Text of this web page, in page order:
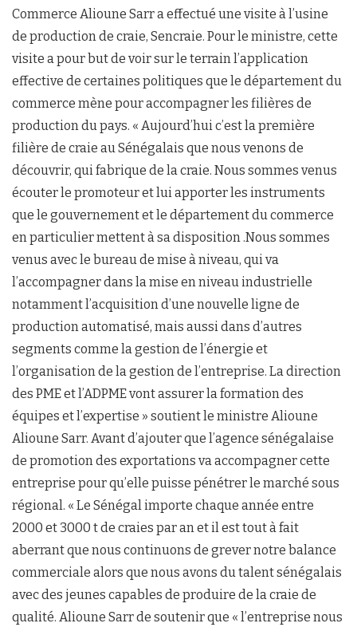
Commerce Alioune Sarr a effectué une visite à l’usine
de production de craie, Sencraie. Pour le ministre, cette
visite a pour but de voir sur le terrain l’application
effective de certaines politiques que le département du
commerce mène pour accompagner les filières de
production du pays. « Aujourd’hui c’est la première
filière de craie au Sénégalais que nous venons de
découvrir, qui fabrique de la craie. Nous sommes venus
écouter le promoteur et lui apporter les instruments
que le gouvernement et le département du commerce
en particulier mettent à sa disposition .Nous sommes
venus avec le bureau de mise à niveau, qui va
l’accompagner dans la mise en niveau industrielle
notamment l’acquisition d’une nouvelle ligne de
production automatisé, mais aussi dans d’autres
segments comme la gestion de l’énergie et
l’organisation de la gestion de l’entreprise. La direction
des PME et l’ADPME vont assurer la formation des
équipes et l’expertise » soutient le ministre Alioune
Alioune Sarr. Avant d’ajouter que l’agence sénégalaise
de promotion des exportations va accompagner cette
entreprise pour qu’elle puisse pénétrer le marché sous
régional. « Le Sénégal importe chaque année entre
2000 et 3000 t de craies par an et il est tout à fait
aberrant que nous continuons de grever notre balance
commerciale alors que nous avons du talent sénégalais
avec des jeunes capables de produire de la craie de
qualité. Alioune Sarr de soutenir que « l’entreprise nous